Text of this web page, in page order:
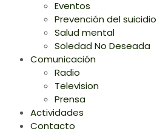
Eventos
Prevención del suicidio
Salud mental
Soledad No Deseada
Comunicación
Radio
Television
Prensa
Actividades
Contacto